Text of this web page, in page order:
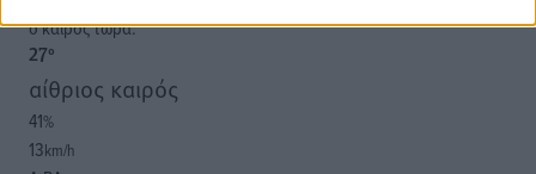
o καιρός τώρα:
27°
αίθριος καιρός
41%
13km/h